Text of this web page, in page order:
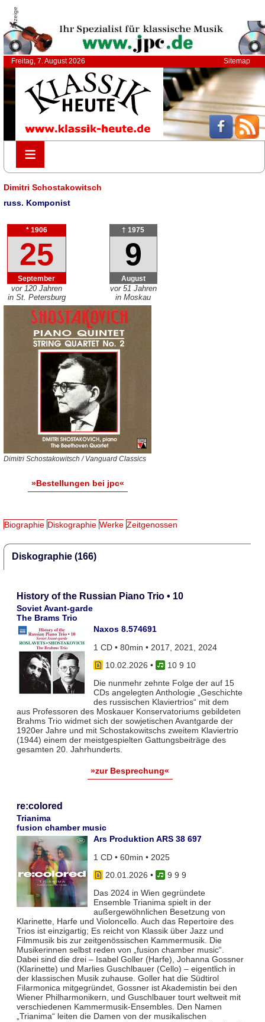
Anzeige
Freitag, 7. August 2026 Sitemap
≡
≡
Dimitri Schostakowitsch
russ. Komponist
* 1906
25
September
vor 120 Jahren
in St. Petersburg
† 1975
9
August
vor 51 Jahren
in Moskau
Dimitri Schostakowitsch / Vanguard Classics
»Bestellungen bei jpc«
Biographie Diskographie Werke Zeitgenossen
Diskographie (166)
History of the Russian Piano Trio • 10
Soviet Avant-garde
The Brams Trio
Naxos 8.574691
1 CD • 80min • 2017, 2021, 2024
10.02.2026 •
10 9 10
Die nunmehr zehnte Folge der auf 15
CDs angelegten Anthologie „Geschichte
des russischen Klaviertrios“ mit dem
aus Professoren des Moskauer Konservatoriums gebildeten
Brahms Trio widmet sich der sowjetischen Avantgarde der
1920er Jahre und mit Schostakowitschs zweitem Klaviertrio
(1944) einem der meistgespielten Gattungsbeiträge des
gesamten 20. Jahrhunderts.
»zur Besprechung«
re:colored
Trianima
fusion chamber music
Ars Produktion ARS 38 697
1 CD • 60min • 2025
20.01.2026 •
9 9 9
Das 2024 in Wien gegründete
Ensemble Trianima spielt in der
außergewöhnlichen Besetzung von
Klarinette, Harfe und Violoncello. Auch das Repertoire des
Trios ist einzigartig; Es reicht von Klassik über Jazz und
Filmmusik bis zur zeitgenössischen Kammermusik. Die
Musikerinnen selbst reden von „fusion chamber music“.
Dabei sind die drei – Isabel Goller (Harfe), Johanna Gossner
(Klarinette) und Marlies Guschlbauer (Cello) – eigentlich in
der klassischen Musik zuhause. Goller hat die Südtirol
Filarmonica mitgegründet, Gossner ist Akademistin bei den
Wiener Philharmonikern, und Guschlbauer tourt weltweit mit
verschiedenen Kammermusik-Ensembles. Den Namen
„Trianima“ leiten die Damen von der musikalischen